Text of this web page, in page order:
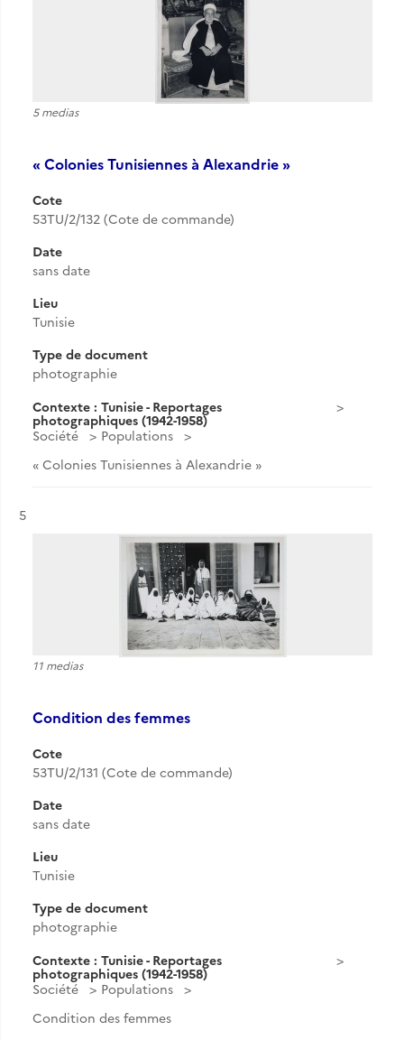
5 medias
« Colonies Tunisiennes à Alexandrie »
Cote
53TU/2/132 (Cote de commande)
Date
sans date
Lieu
Tunisie
Type de document
photographie
Contexte : Tunisie - Reportages
photographiques (1942-1958)
Société
Populations
« Colonies Tunisiennes à Alexandrie »
Résultat n°
5
11 medias
Condition des femmes
Cote
53TU/2/131 (Cote de commande)
Date
sans date
Lieu
Tunisie
Type de document
photographie
Contexte : Tunisie - Reportages
photographiques (1942-1958)
Société
Populations
Condition des femmes